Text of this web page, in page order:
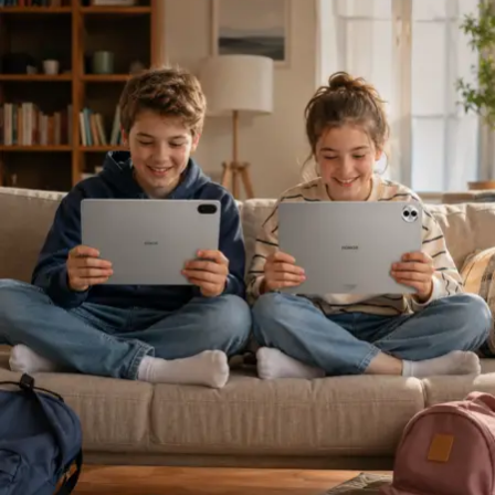
seçeneğinde ise 90 bin TL’ye kadar kredilerde yüzde
0,99’dan başlayan faiz oranı ile 12 ay taksit imkanı
sağlanıyor.
Honda Civic Sedan
üzerine kurguladığımızda kaybeden taraf oluruz. Gerçek
rekabet; müşteriyi ve acenteyi daha iyi anlamak, riskleri
daha doğru değerlendirmek üzerine kurulmalıdır.”
Sigortacılığı sezonluk indirim odaklı yapıdan
uzaklaştırmak gerektiğini ifade edenÖlken,sözlerine
şöyle devam etti: “Toplam maliyetleri düşüren,
verimliliği artıran ve müşterilerimize daha erişilebilir
çözümler sunan bir sektör yapısına ihtiyacımız var. Bu
yüzden sektör olarak fabrika ayarlarımıza dönmeliyiz.
Bizim fabrika ayarlarımız; müşteriyi anlamakla başlar,
riski doğru değerlendirmekle, acenteyi güçlendirmekle
ve sürdürülebilir fiyatlama disipliniyle şekillenir. AXA
Türkiye olarak Empati Güvencesi yaklaşımımızı önleyici
sigortacılık anlayışıyla birleştiriyor, Adaptif Sigortacılık
2030 vizyonumuzla geleceğe hazırlanıyoruz. Çünkü
gelecekte değer yaratacak olan, yalnızca gerçekleşen
kayıpları karşılayan değil; hayatı koruyan, riskleri